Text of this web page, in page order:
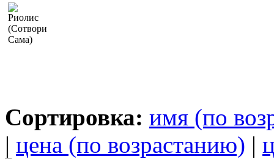
Сортировка: имя (по
| цена (по возрастанию) |